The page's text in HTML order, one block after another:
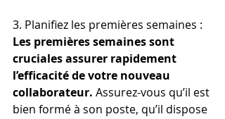
3. Planifiez les premières semaines :
Les premières semaines sont
cruciales assurer rapidement
l’efficacité de votre nouveau
collaborateur. Assurez-vous qu’il est
bien formé à son poste, qu’il dispose